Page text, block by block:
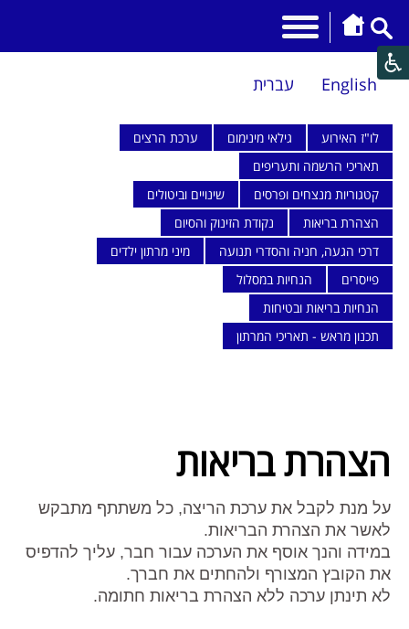
English עברית
לו"ז האירוע גילאי מינימום
ערכת הרצים
תאריכי הרשמה ותעריפים
קטגוריות מנצחים ופרסים
שינויים וביטולים
הצהרת בריאות
נקודת הזינוק והסיום
דרכי הגעה, חניה והסדרי תנועה
מיני מרתון ילדים
פייסרים
הנחיות במסלול
הנחיות בריאות ובטיחות
תכנון מראש - תאריכי המרתון
הצהרת בריאות
על מנת לקבל את ערכת הריצה, כל משתתף מתבקש
לאשר את הצהרת הבריאות.
במידה והנך אוסף את הערכה עבור חבר, עליך להדפיס
את הקובץ המצורף ולהחתים את חברך.
לא תינתן ערכה ללא הצהרת בריאות חתומה.